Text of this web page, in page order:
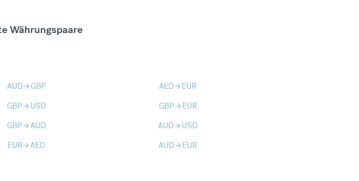
Währungspaare
AUDarrow_forward GBP AEDarrow_forward EUR
GBParrow_forward USD GBParrow_forward EUR
GBParrow_forwardAUD AUDarrow_forward USD
EURarrow_forwardAED AUDarrow_forward EUR